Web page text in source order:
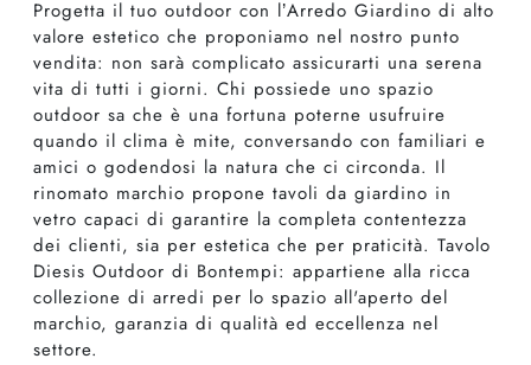
Progetta il tuo outdoor con l’Arredo Giardino di alto
valore estetico che proponiamo nel nostro punto
vendita: non sarà complicato assicurarti una serena
vita di tutti i giorni. Chi possiede uno spazio
outdoor sa che è una fortuna poterne usufruire
quando il clima è mite, conversando con familiari e
amici o godendosi la natura che ci circonda. Il
rinomato marchio propone tavoli da giardino in
vetro capaci di garantire la completa contentezza
dei clienti, sia per estetica che per praticità. Tavolo
Diesis Outdoor di Bontempi: appartiene alla ricca
collezione di arredi per lo spazio all'aperto del
marchio, garanzia di qualità ed eccellenza nel
settore.